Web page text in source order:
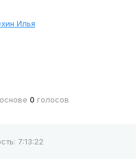
Илья
0 голосов
7:13:22